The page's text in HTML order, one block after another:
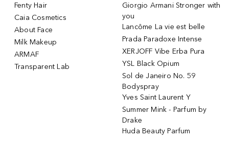
Fenty Hair
Caia Cosmetics
About Face
Milk Makeup
ARMAF
Transparent Lab
Giorgio Armani Stronger with
you
Lancôme La vie est belle
Prada Paradoxe Intense
XERJOFF Vibe Erba Pura
YSL Black Opium
Sol de Janeiro No. 59
Bodyspray
Yves Saint Laurent Y
Summer Mink - Parfum by
Drake
Huda Beauty Parfum